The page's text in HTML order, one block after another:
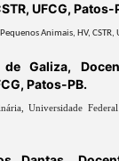
UFCG, Patos-
Animais, HV, CSTR,
de Galiza,
Patos-PB.
Universidade